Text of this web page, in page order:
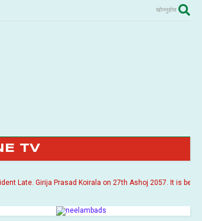
खोज्नुहोस
TV
Girija Prasad Koirala on 27th Ashoj 2057. It is